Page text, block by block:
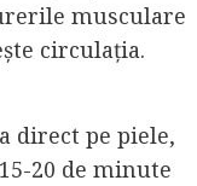
musculare
circulația.
direct pe piele,
20 de minute